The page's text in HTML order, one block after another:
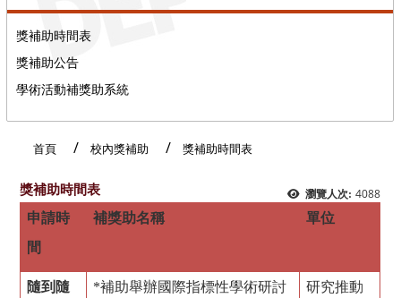
獎補助時間表
獎補助公告
學術活動補獎助系統
首頁 校內獎補助 獎補助時間表
瀏覽人次: 4088
獎補助時間表
申請時
間
補獎助名稱 單位
隨到隨
*補助舉辦國際指標性學術研討
研究推動